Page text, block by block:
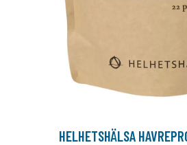
HELHETSHÄLSA